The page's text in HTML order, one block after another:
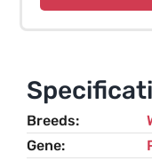
–
Welsh
Springer
Breeds
Gene